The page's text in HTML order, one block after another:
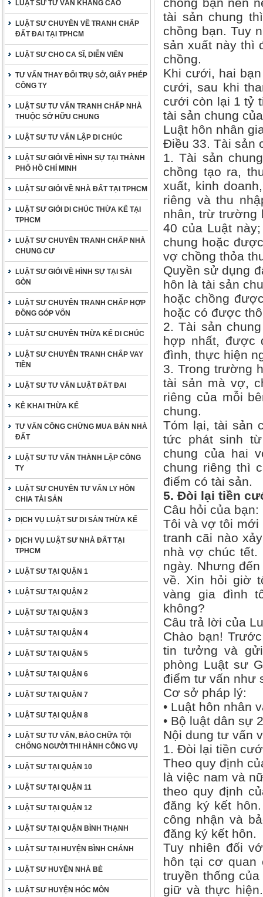
LUẬT SƯ TƯ VẤN KHÁNG CÁO
LUẬT SƯ CHUYÊN VỀ TRANH CHẤP
ĐẤT ĐAI TẠI TPHCM
LUẬT SƯ CHO CA SĨ, DIỄN VIÊN
TƯ VẤN THAY ĐỔI TRỤ SỞ, GIẤY PHÉP
CÔNG TY
LUẬT SƯ TƯ VẤN TRANH CHẤP NHÀ
THUỘC SỞ HỮU CHUNG
LUẬT SƯ TƯ VẤN LẬP DI CHÚC
LUẬT SƯ GIỎI VỀ HÌNH SỰ TẠI THÀNH
PHỐ HỒ CHÍ MINH
LUẬT SƯ GIỎI VỀ NHÀ ĐẤT TẠI TPHCM
LUẬT SƯ GIỎI DI CHÚC THỪA KẾ TẠI
TPHCM
LUẬT SƯ CHUYÊN TRANH CHẤP NHÀ
CHUNG CƯ
LUẬT SƯ GIỎI VỀ HÌNH SỰ TẠI SÀI
GÒN
LUẬT SƯ CHUYÊN TRANH CHẤP HỢP
ĐỒNG GÓP VỐN
LUẬT SƯ CHUYÊN THỪA KẾ DI CHÚC
LUẬT SƯ CHUYÊN TRANH CHẤP VAY
TIỀN
LUẬT SƯ TƯ VẤN LUẬT ĐẤT ĐAI
KÊ KHAI THỪA KẾ
TƯ VẤN CÔNG CHỨNG MUA BÁN NHÀ
ĐẤT
LUẬT SƯ TƯ VẤN THÀNH LẬP CÔNG
TY
LUẬT SƯ CHUYÊN TƯ VẤN LY HÔN
CHIA TÀI SẢN
DỊCH VỤ LUẬT SƯ DI SẢN THỪA KẾ
DỊCH VỤ LUẬT SƯ NHÀ ĐẤT TẠI
TPHCM
LUẬT SƯ TẠI QUẬN 1
LUẬT SƯ TẠI QUẬN 2
LUẬT SƯ TẠI QUẬN 3
LUẬT SƯ TẠI QUẬN 4
LUẬT SƯ TẠI QUẬN 5
LUẬT SƯ TẠI QUẬN 6
LUẬT SƯ TẠI QUẬN 7
LUẬT SƯ TẠI QUẬN 8
LUẬT SƯ TƯ VẤN, BÀO CHỮA TỘI
CHỐNG NGƯỜI THI HÀNH CÔNG VỤ
LUẬT SƯ TẠI QUẬN 10
LUẬT SƯ TẠI QUẬN 11
LUẬT SƯ TẠI QUẬN 12
LUẬT SƯ TẠI QUẬN BÌNH THẠNH
LUẬT SƯ TẠI HUYỆN BÌNH CHÁNH
LUẬT SƯ HUYỆN NHÀ BÈ
LUẬT SƯ HUYỆN HÓC MÔN
tài sản chung
chồng bạn. Tuy
sản xuất này thì
chồng.
Khi cưới, hai
cưới, sau khi
cưới còn lại 1 tỷ
tài sản chung
Luật hôn nhân
Điều 33. Tài sản
1. Tài sản
chồng tạo ra,
xuất, kinh
riêng và thu
nhân, trừ trường
40 của Luật
chung hoặc
vợ chồng thỏa
Quyền sử dụng
hôn là tài sản
hoặc chồng
hoặc có được
2. Tài sản
hợp nhất, được
đình, thực hiện
3. Trong trường
tài sản mà vợ,
riêng của mỗi
chung.
Tóm lại, tài sản
tức phát sinh
chung của hai
chung riêng thì
điểm có tài sản.
5. Đòi lại tiền
Câu hỏi của bạn:
Tôi và vợ tôi mới
tranh cãi nào
nhà vợ chúc
ngày. Nhưng
về. Xin hỏi giờ
vàng gia đình
không?
Câu trả lời của
Chào bạn!
tin tưởng và
phòng Luật sư
điểm tư vấn như
Cơ sở pháp lý:
• Luật hôn nhân
• Bộ luật dân sự
Nội dung tư vấn
1. Đòi lại tiền
Theo quy định
là việc nam và
theo quy định
đăng ký kết
công nhận và
đăng ký kết hôn.
Tuy nhiên đối
hôn tại cơ quan
truyền thống
giữ và thực